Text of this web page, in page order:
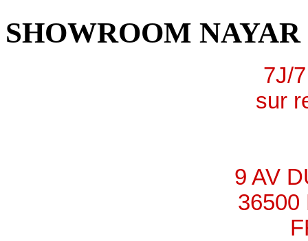
SHOWROOM NAYAR
7J/
sur
9 AV
36500